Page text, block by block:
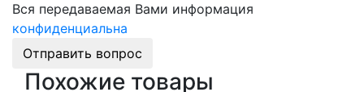
Вся передаваемая Вами информация
конфиденциальна
Отправить вопрос
Похожие товары